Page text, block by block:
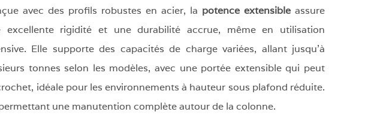
avec des profils robustes en acier, la potence extensible assure
excellente rigidité et une durabilité accrue, même en utilisation
Elle supporte des capacités de charge variées, allant jusqu'à
tonnes selon les modèles, avec une portée extensible qui peut
idéale pour les environnements à hauteur sous plafond réduite.
une manutention complète autour de la colonne.